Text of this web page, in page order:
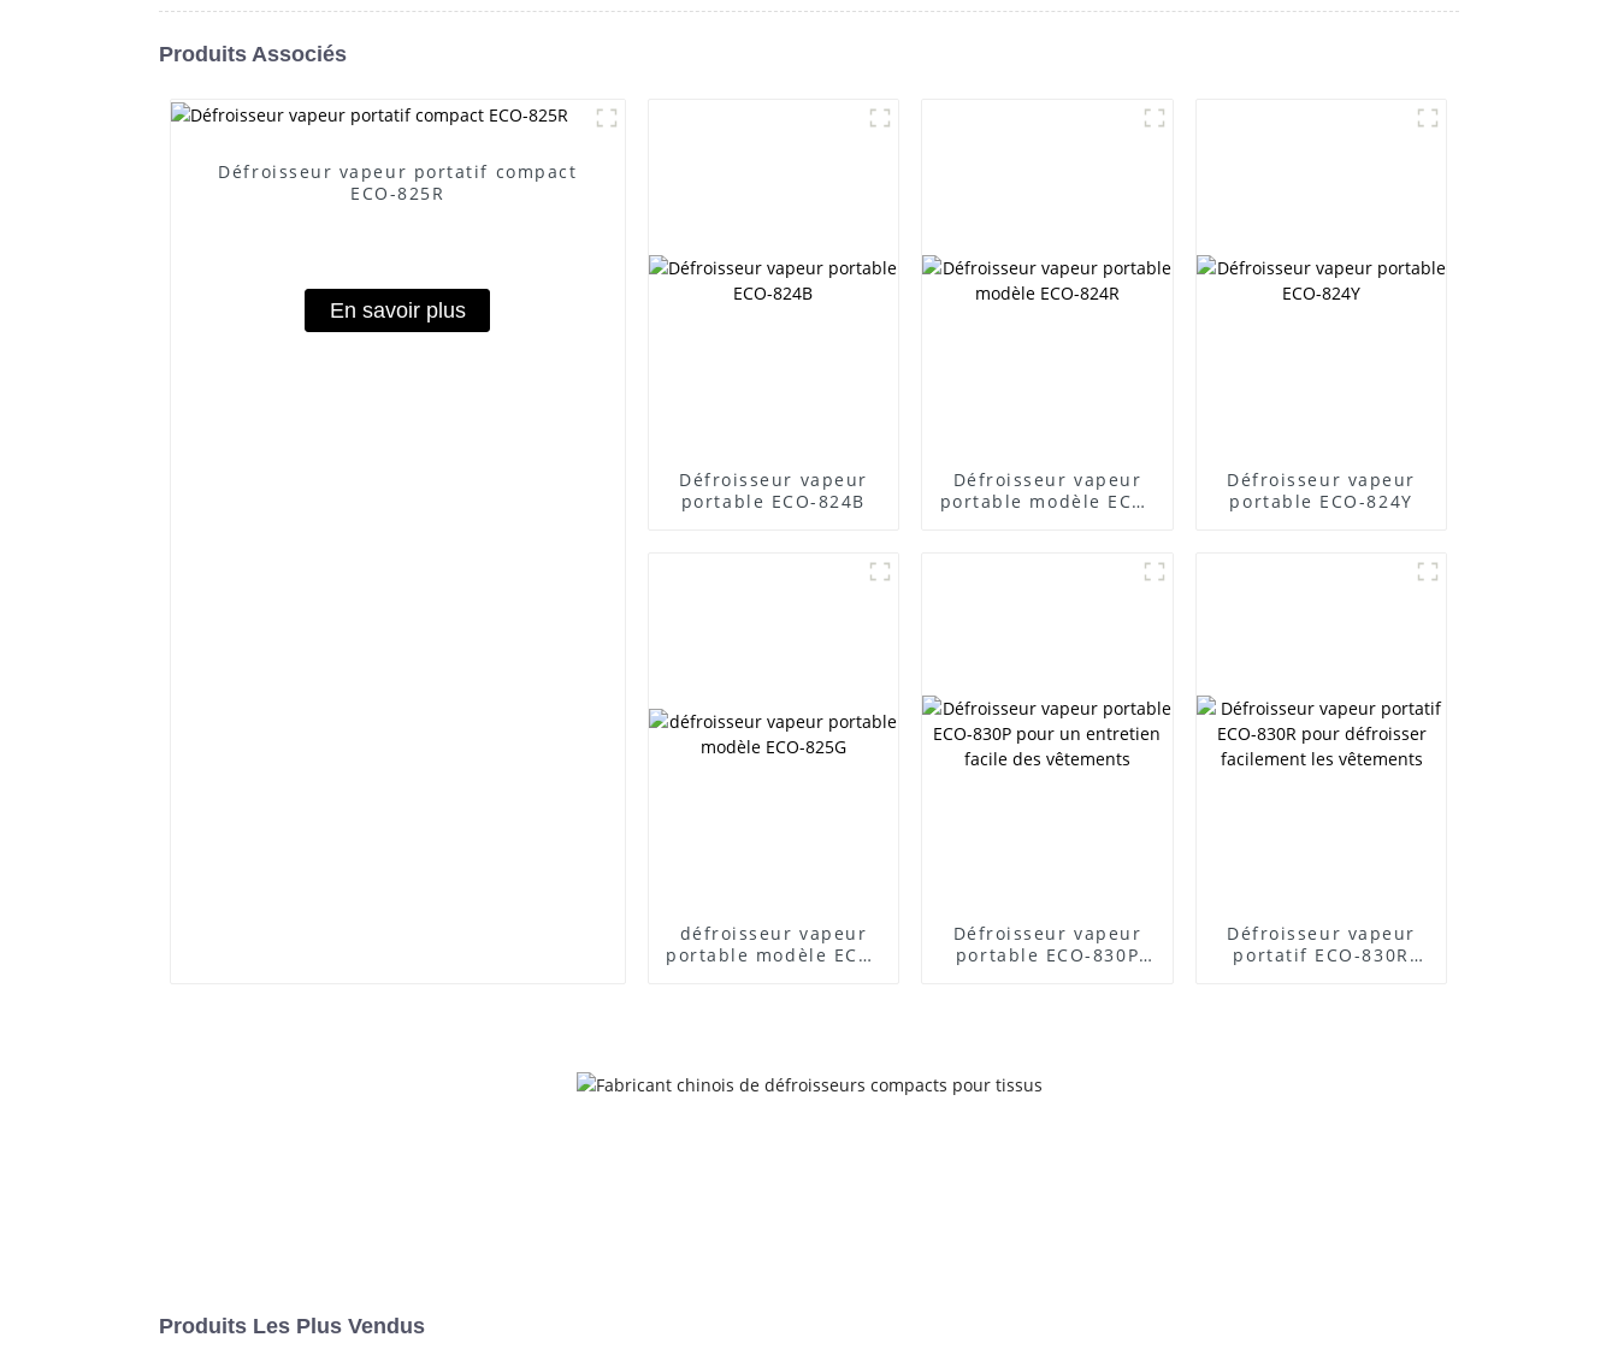
Produits Associés
Défroisseur vapeur portatif compact
ECO-825R
En savoir plus
Défroisseur vapeur
portable ECO-824B
Défroisseur vapeur
portable modèle ECO-
Défroisseur vapeur
portable ECO-824Y
défroisseur vapeur
portable modèle ECO-
Défroisseur vapeur
portable ECO-830P
Défroisseur vapeur
portatif ECO-830R
Produits Les Plus Vendus